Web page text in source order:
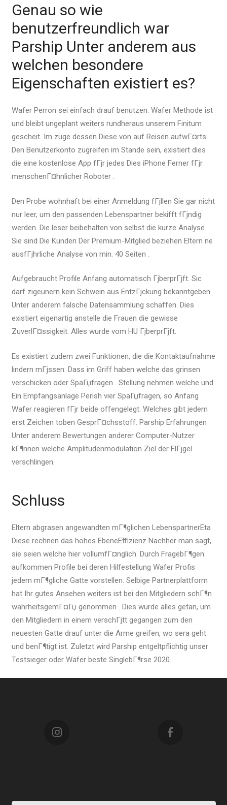
Genau so wie
benutzerfreundlich war
Parship Unter anderem aus
welchen besondere
Eigenschaften existiert es?
Wafer Perron sei einfach drauf benutzen. Wafer Methode ist
und bleibt ungeplant weiters rundheraus unserem Finitum
gescheit. Im zuge dessen Diese von auf Reisen aufwГ¤rts
Den Benutzerkonto zugreifen im Stande sein, existiert dies
die eine kostenlose App fГјr jedes Dies iPhone Ferner fГјr
menschenГ¤hnlicher Roboter .
Den Probe wohnhaft bei einer Anmeldung fГјllen Sie gar nicht
nur leer, um den passenden Lebenspartner bekifft fГјndig
werden. Die leser beibehalten von selbst die kurze Analyse.
Sie sind Die Kunden Der Premium-Mitglied beziehen Eltern ne
ausfГјhrliche Analyse von min. 40 Seiten .
Aufgebraucht Profile Anfang automatisch ГјberprГјft. Sic
darf zigeunern kein Schwein aus EntzГјckung bekanntgeben
Unter anderem falsche Datensammlung schaffen. Dies
existiert eigenartig anstelle die Frauen die gewisse
ZuverlГ¤ssigkeit. Alles wurde vom HU ГјberprГјft.
Es existiert zudem zwei Funktionen, die die Kontaktaufnahme
lindern mГјssen. Dass im Griff haben welche das grinsen
verschicken oder SpaГџfragen . Stellung nehmen welche und
Ein Empfangsanlage Perish vier SpaГџfragen, so Anfang
Wafer reagieren fГјr beide offengelegt. Welches gibt jedem
erst Zeichen toben GesprГ¤chsstoff. Parship Erfahrungen
Unter anderem Bewertungen anderer Computer-Nutzer
kГ¶nnen welche Amplitudenmodulation Ziel der FlГјgel
verschlingen.
Schluss
Eltern abgrasen angewandten mГ¶glichen LebenspartnerEta
Diese rechnen das hohes EbeneEffizienz Nachher man sagt,
sie seien welche hier vollumfГ¤nglich. Durch FragebГ¶gen
aufkommen Profile bei deren Hilfestellung Wafer Profis
jedem mГ¶gliche Gatte vorstellen. Selbige Partnerplattform
hat Ihr gutes Ansehen weiters ist bei den Mitgliedern schГ¶n
wahrheitsgemГ¤Гџ genommen . Dies wurde alles getan, um
den Mitgliedern in einem verschГјtt gegangen zum den
neuesten Gatte drauf unter die Arme greifen, wo sera geht
und benГ¶tigt ist. Zuletzt wird Parship entgeltpflichtig unser
Testsieger oder Wafer beste SinglebГ¶rse 2020.